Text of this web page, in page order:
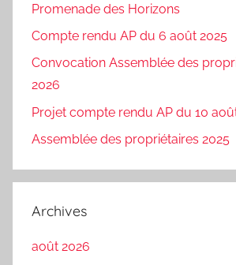
Promenade des Horizons
Compte rendu AP du 6 août 2025
Convocation Assemblée des
2026
Projet compte rendu AP du 10
Assemblée des propriétaires 2025
Archives
août 2026